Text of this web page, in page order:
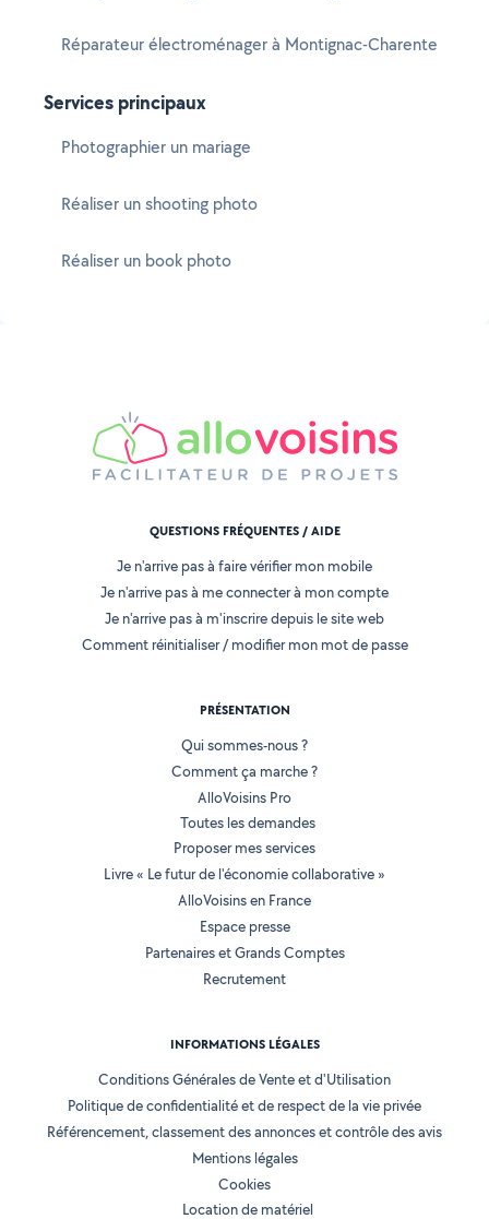
Réparateur électroménager à Montignac-Charente
Services principaux
Photographier un mariage
Réaliser un shooting photo
Réaliser un book photo
QUESTIONS FRÉQUENTES / AIDE
Je n'arrive pas à faire vérifier mon mobile
Je n'arrive pas à me connecter à mon compte
Je n'arrive pas à m'inscrire depuis le site web
Comment réinitialiser / modifier mon mot de passe
PRÉSENTATION
Qui sommes-nous ?
Comment ça marche ?
AlloVoisins Pro
Toutes les demandes
Proposer mes services
Livre « Le futur de l'économie collaborative »
AlloVoisins en France
Espace presse
Partenaires et Grands Comptes
Recrutement
INFORMATIONS LÉGALES
Conditions Générales de Vente et d'Utilisation
Politique de confidentialité et de respect de la vie privée
Référencement, classement des annonces et contrôle des avis
Mentions légales
Cookies
Location de matériel